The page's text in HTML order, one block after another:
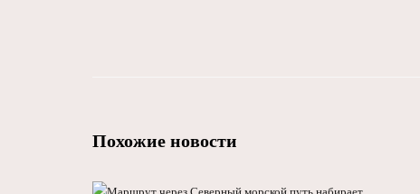
Похожие новости